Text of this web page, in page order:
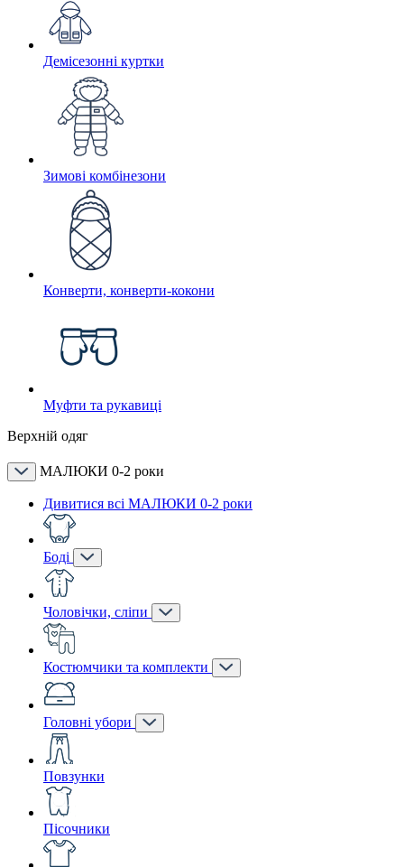
Демісезонні куртки
Зимові комбінезони
Конверти, конверти-кокони
Муфти та рукавиці
Верхній одяг
МАЛЮКИ 0-2 роки
Дивитися всі МАЛЮКИ 0-2 роки
Боді
Чоловічки, сліпи
Костюмчики та комплекти
Головні убори
Повзунки
Пісочники